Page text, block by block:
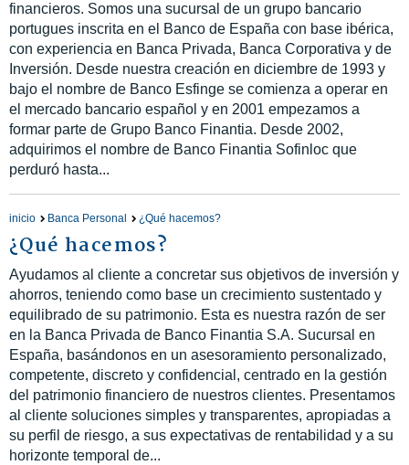
financieros. Somos una sucursal de un grupo bancario
portugues inscrita en el Banco de España con base ibérica,
con experiencia en Banca Privada, Banca Corporativa y de
Inversión. Desde nuestra creación en diciembre de 1993 y
bajo el nombre de Banco Esfinge se comienza a operar en
el mercado bancario español y en 2001 empezamos a
formar parte de Grupo Banco Finantia. Desde 2002,
adquirimos el nombre de Banco Finantia Sofinloc que
perduró hasta...
inicio Banca Personal ¿Qué hacemos?
¿Qué hacemos?
Ayudamos al cliente a concretar sus objetivos de inversión y
ahorros, teniendo como base un crecimiento sustentado y
equilibrado de su patrimonio. Esta es nuestra razón de ser
en la Banca Privada de Banco Finantia S.A. Sucursal en
España, basándonos en un asesoramiento personalizado,
competente, discreto y confidencial, centrado en la gestión
del patrimonio financiero de nuestros clientes. Presentamos
al cliente soluciones simples y transparentes, apropiadas a
su perfil de riesgo, a sus expectativas de rentabilidad y a su
horizonte temporal de...